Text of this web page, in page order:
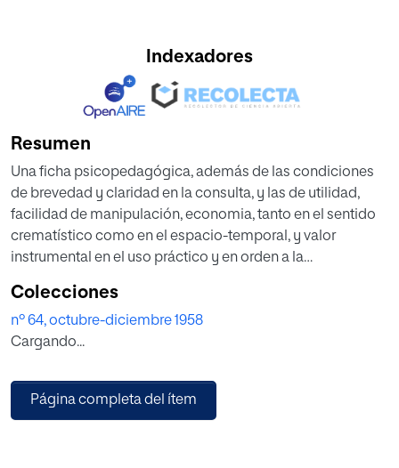
Indexadores
Resumen
Una ficha psicopedagógica, además de las condiciones
de brevedad y claridad en la consulta, y las de utilidad,
facilidad de manipulación, eco­nomia, tanto en el sentido
crematístico como en el espacio-temporal, y valor
instrumental en el uso práctico y en orden a la
como las de ser comprensiva, simplificadora
y dotada de precisión técnica, por las cuales se facilitara la
armonización de los principales elementos de juicio
trabajos y técnicas del servicio, cuales son :
El sujeto, que motiva la apertura de una ficha, la
Colecciones
nº 64, octubre-diciembre 1958
Cargando...
Página completa del ítem